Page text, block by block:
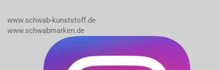
www.schwab-kunststoff.de
www.schwabmarken.de